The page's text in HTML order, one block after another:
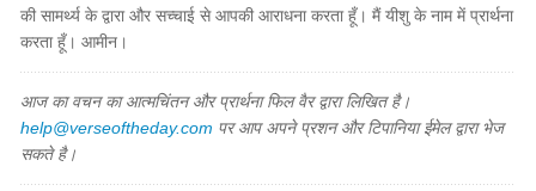
की सामर्थ्य के द्वारा और सच्चाई से आपकी आराधना करता हूँ। मैं यीशु के नाम में प्रार्थना
करता हूँ। आमीन।
आज का वचन का आत्मचिंतन और प्रार्थना फिल वैर द्वारा लिखित है।
help@verseoftheday.com पर आप अपने प्रशन और टिपानिया ईमेल द्वारा भेज
सकते है।